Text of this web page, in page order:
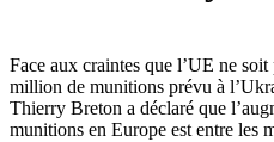
Face aux craintes que l’UE ne soit
million de munitions prévu à
Thierry Breton a déclaré que
munitions en Europe est entre les